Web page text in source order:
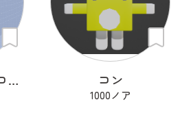
CosCos（コズ⭐︎コス） コン
1000ノア